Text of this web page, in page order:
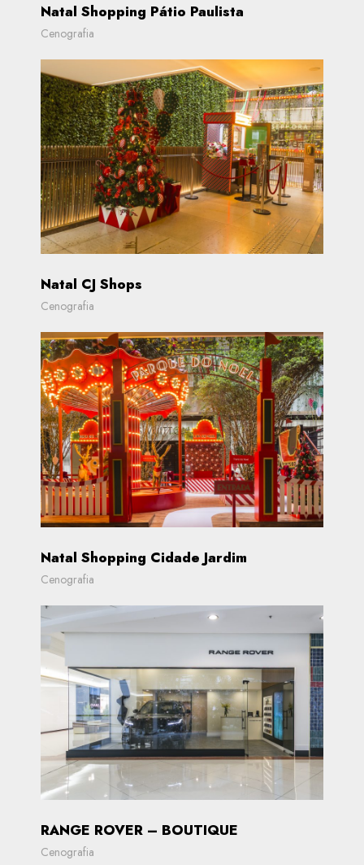
Natal Shopping Pátio Paulista
Cenografia
Natal CJ Shops
Cenografia
Natal Shopping Cidade Jardim
Cenografia
RANGE ROVER – BOUTIQUE
Cenografia